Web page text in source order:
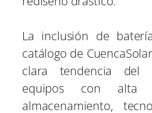
La inclusión de
catálogo de
clara tendencia del
equipos con alta
almacenamiento,